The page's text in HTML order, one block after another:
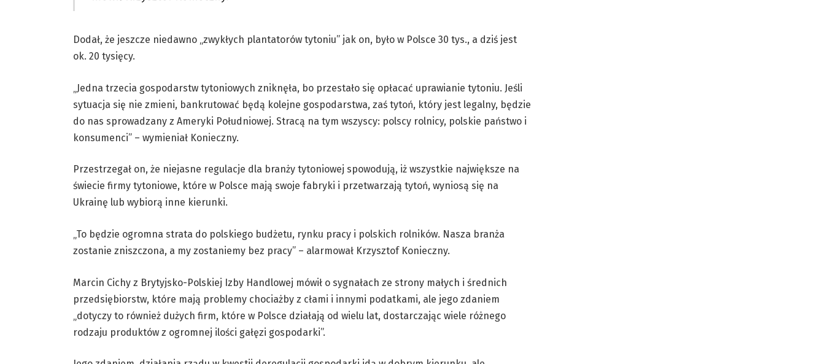
Dodał, że jeszcze niedawno „zwykłych plantatorów tytoniu” jak on, było w Polsce 30 tys., a dziś jest
ok. 20 tysięcy.
„Jedna trzecia gospodarstw tytoniowych zniknęła, bo przestało się opłacać uprawianie tytoniu. Jeśli
sytuacja się nie zmieni, bankrutować będą kolejne gospodarstwa, zaś tytoń, który jest legalny, będzie
do nas sprowadzany z Ameryki Południowej. Stracą na tym wszyscy: polscy rolnicy, polskie państwo i
konsumenci” – wymieniał Konieczny.
Przestrzegał on, że niejasne regulacje dla branży tytoniowej spowodują, iż wszystkie największe na
świecie firmy tytoniowe, które w Polsce mają swoje fabryki i przetwarzają tytoń, wyniosą się na
Ukrainę lub wybiorą inne kierunki.
„To będzie ogromna strata do polskiego budżetu, rynku pracy i polskich rolników. Nasza branża
zostanie zniszczona, a my zostaniemy bez pracy” – alarmował Krzysztof Konieczny.
Marcin Cichy z Brytyjsko-Polskiej Izby Handlowej mówił o sygnałach ze strony małych i średnich
przedsiębiorstw, które mają problemy chociażby z cłami i innymi podatkami, ale jego zdaniem
„dotyczy to również dużych firm, które w Polsce działają od wielu lat, dostarczając wiele różnego
rodzaju produktów z ogromnej ilości gałęzi gospodarki”.